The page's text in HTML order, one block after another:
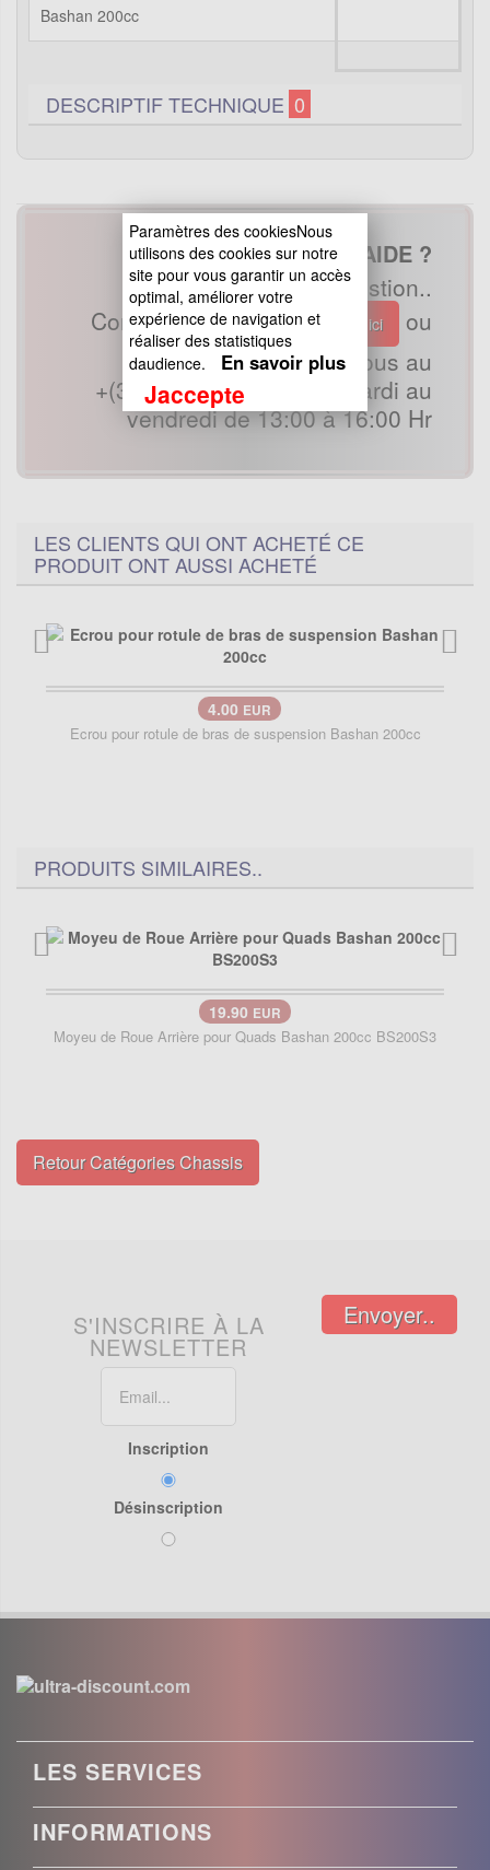
Bashan 200cc
DESCRIPTIF TECHNIQUE 0
BESOIN D'AIDE ?
Une mesure une question..
Contactez nous par mail
ici
ou
appelez nous au
+(33)0390 208 898
du Mardi au
vendredi de 13:00 à 16:00 Hr
LES CLIENTS QUI ONT ACHETÉ CE
PRODUIT ONT AUSSI ACHETÉ
4.00 EUR
Ecrou pour rotule de bras de suspension Bashan 200cc
PRODUITS SIMILAIRES..
19.90 EUR
Moyeu de Roue Arrière pour Quads Bashan 200cc BS200S3
Retour Catégories Chassis
S'INSCRIRE À LA
NEWSLETTER
Inscription
Désinscription
Envoyer..
LES SERVICES
INFORMATIONS
Paramètres des cookiesNous
utilisons des cookies sur notre
site pour vous garantir un accès
optimal, améliorer votre
expérience de navigation et
réaliser des statistiques
daudience.
En savoir plus
Jaccepte